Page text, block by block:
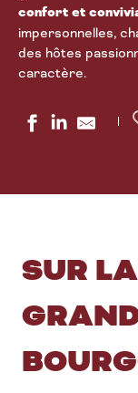
confort et
impersonnelles,
des hôtes
caractère.
SUR